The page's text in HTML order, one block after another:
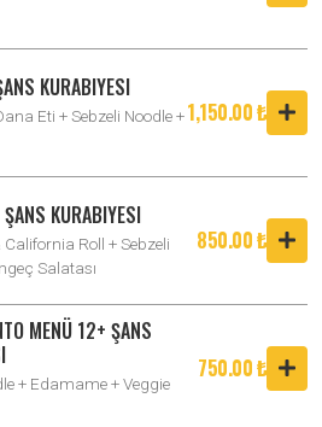
KURABIYESI
Eti + Sebzeli Noodle + 1,150.00 ₺
KURABIYESI
Roll + Sebzeli
Salatası
850.00 ₺
MENÜ 12+ ŞANS
+ Edamame + Veggie
750.00 ₺